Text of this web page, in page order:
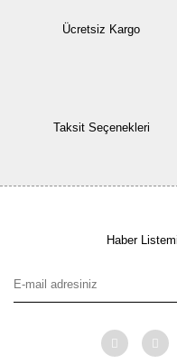
Ücretsiz Kargo
Taksit Seçenekleri
Haber